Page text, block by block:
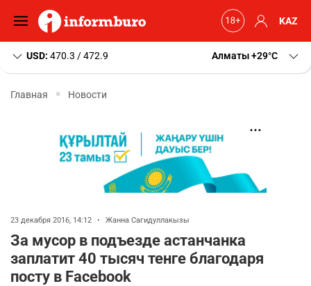
KAZ
USD: 470.3 / 472.9 Алматы+29 C
Главная Новости
23 декабря 2016, 14:12 • Жанна Сагидуллакызы
За мусор в подъезде астанчанка
заплатит 40 тысяч тенге благодаря
посту в Facebook